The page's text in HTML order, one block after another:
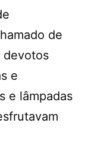
de
devotos
e
e lâmpadas